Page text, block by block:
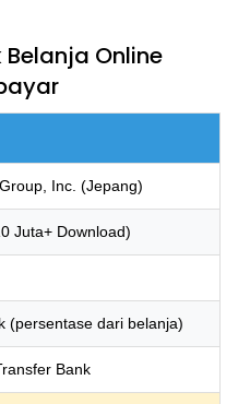
Online
Inc. (Jepang)
Juta+ Download)
(persentase dari belanja)
Bank